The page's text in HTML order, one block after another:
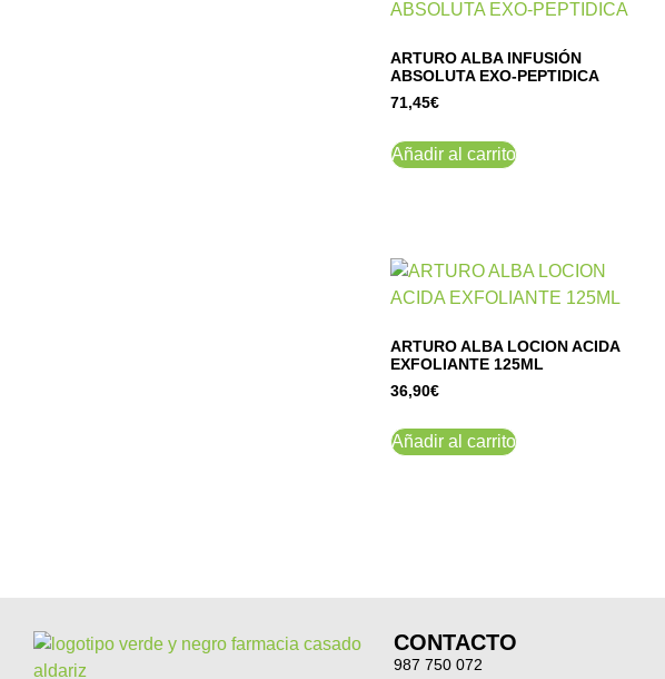
ARTURO ALBA INFUSIÓN
ABSOLUTA EXO-PEPTIDICA
71,45€
Añadir al carrito
ARTURO ALBA LOCION ACIDA
EXFOLIANTE 125ML
36,90€
Añadir al carrito
CONTACTO
987 750 072